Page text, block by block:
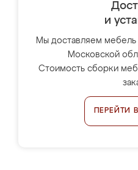
и
Мы доставляем
Московской
Стоимость сборки
ПЕРЕЙТИ